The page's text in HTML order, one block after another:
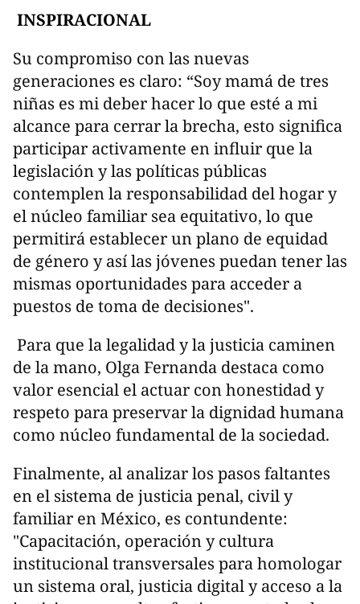
INSPIRACIONAL
Su compromiso con las nuevas
generaciones es claro: “Soy mamá de tres
niñas es mi deber hacer lo que esté a mi
alcance para cerrar la brecha, esto significa
participar activamente en influir que la
legislación y las políticas públicas
contemplen la responsabilidad del hogar y
el núcleo familiar sea equitativo, lo que
permitirá establecer un plano de equidad
de género y así las jóvenes puedan tener las
mismas oportunidades para acceder a
puestos de toma de decisiones".
Para que la legalidad y la justicia caminen
de la mano, Olga Fernanda destaca como
valor esencial el actuar con honestidad y
respeto para preservar la dignidad humana
como núcleo fundamental de la sociedad.
Finalmente, al analizar los pasos faltantes
en el sistema de justicia penal, civil y
familiar en México, es contundente:
"Capacitación, operación y cultura
institucional transversales para homologar
un sistema oral, justicia digital y acceso a la